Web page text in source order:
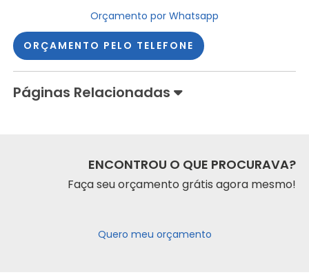
Orçamento por Whatsapp
ORÇAMENTO PELO TELEFONE
Páginas Relacionadas
ENCONTROU O QUE PROCURAVA?
Faça seu orçamento grátis agora mesmo!
Quero meu orçamento